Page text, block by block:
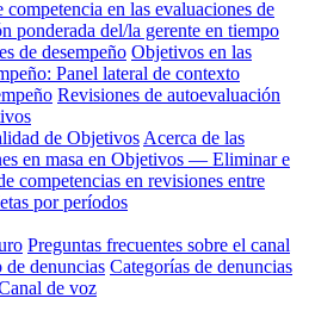
competencia en las evaluaciones de
ponderada del/la gerente en tiempo
de desempeño Objetivos en las
Panel lateral de contexto
Revisiones de autoevaluación
de Objetivos Acerca de las
en masa en Objetivos — Eliminar e
competencias en revisiones entre
por períodos
Preguntas frecuentes sobre el canal
de denuncias Categorías de denuncias
de voz